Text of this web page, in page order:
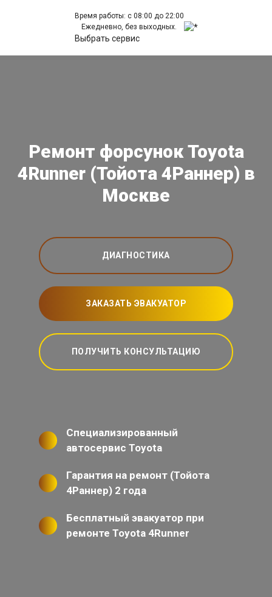
Время работы: с 08:00 до 22:00
Ежедневно, без выходных.
Выбрать сервис
Ремонт форсунок Toyota
4Runner (Тойота 4Раннер) в
Москве
ДИАГНОСТИКА
ЗАКАЗАТЬ ЭВАКУАТОР
ПОЛУЧИТЬ КОНСУЛЬТАЦИЮ
Специализированный
автосервис Toyota
Гарантия на ремонт (Тойота
4Раннер) 2 года
Бесплатный эвакуатор при
ремонте Toyota 4Runner